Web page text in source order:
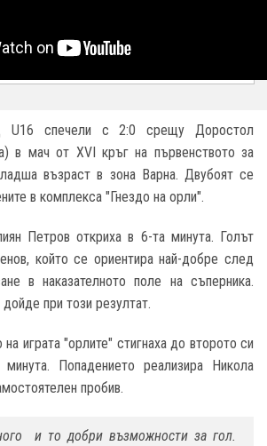
U16 спечели с 2:0 срещу Доростол
в мач от XVI кръг на първенството за
възраст в зона Варна. Двубоят се
в комплекса "Гнездо на орли".
Петров откриха в 6-та минута. Голът
който се ориентира най-добре след
в наказателното поле на съперника.
при този резултат.
играта "орлите" стигнаха до второто си
Попадението реализира Никола
пробив.
и то добри възможности за гол.